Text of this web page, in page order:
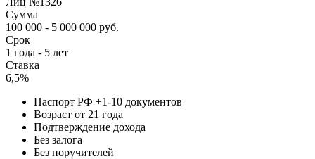
Сумма
100 000 - 5 000 000 руб.
Срок
1 года - 5 лет
Ставка
6,5%
Паспорт РФ +1-10 документов
Возраст от 21 года
Подтверждение дохода
Без залога
Без поручителей